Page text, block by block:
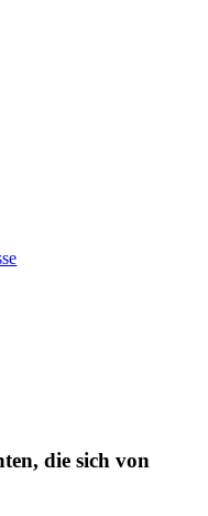
die sich von